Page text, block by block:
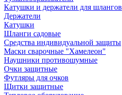
Катушки и держатели для шлангов
Держатели
Катушки
Шланги садовые
Средства индивидуальной защиты
Маски сварочные "Хамелеон"
Наушники противошумные
Очки защитные
Футляры для очков
Щитки защитные